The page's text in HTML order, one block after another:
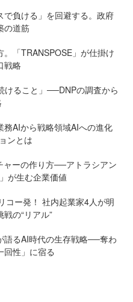
で負ける」を回避する。政府
の道筋
「TRANSPOSE」が仕掛け
戦略
けること」──DNPの調査から
AIから戦略領域AIへの進化
ンとは
ャーの作り方──アトラシアン
が生む企業価値
コー発！ 社内起業家4人が明
の“リアル”
語るAI時代の生存戦略──奪わ
回性」に宿る